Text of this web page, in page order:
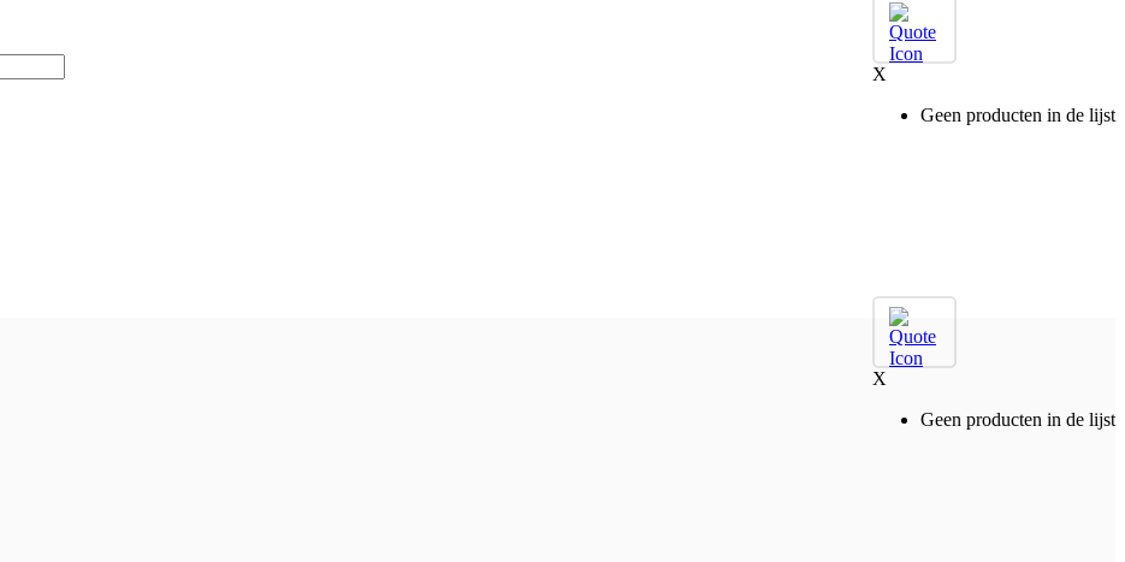
X
Geen producten in de lijst
X
Geen producten in de lijst